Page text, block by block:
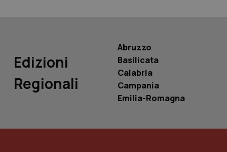
Edizioni
Regionali
Abruzzo
Basilicata
Calabria
Campania
Emilia-Romagna